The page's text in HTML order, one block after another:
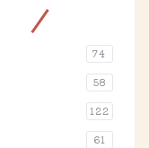
74
58
122
61